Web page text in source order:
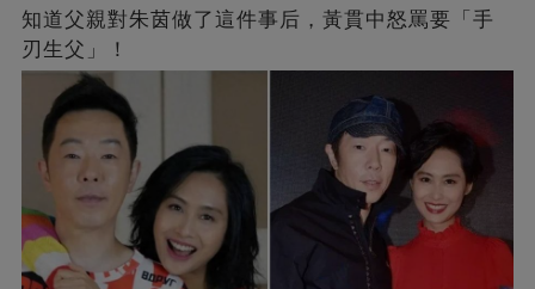
知道父親對朱茵做了這件事后，黃貫中怒罵要「手
刃生父」！